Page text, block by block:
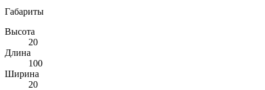
Габариты
Высота
20
Длина
100
Ширина
20